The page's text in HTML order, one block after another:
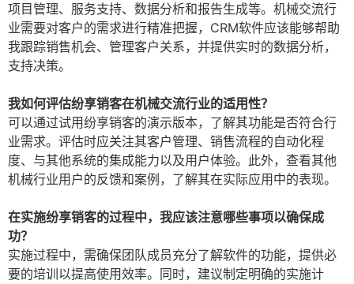
项目管理、服务支持、数据分析和报告生成等。机械交流行
业需要对客户的需求进行精准把握，CRM软件应该能够帮助
我跟踪销售机会、管理客户关系，并提供实时的数据分析，
支持决策。
我如何评估纷享销客在机械交流行业的适用性？
可以通过试用纷享销客的演示版本，了解其功能是否符合行
业需求。评估时应关注其客户管理、销售流程的自动化程
度、与其他系统的集成能力以及用户体验。此外，查看其他
机械行业用户的反馈和案例，了解其在实际应用中的表现。
在实施纷享销客的过程中，我应该注意哪些事项以确保成
功？
实施过程中，需确保团队成员充分了解软件的功能，提供必
要的培训以提高使用效率。同时，建议制定明确的实施计